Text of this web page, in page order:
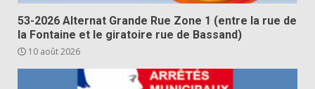
53-2026 Alternat Grande Rue Zone 1 (entre la rue de
la Fontaine et le giratoire rue de Bassand)
10 août 2026